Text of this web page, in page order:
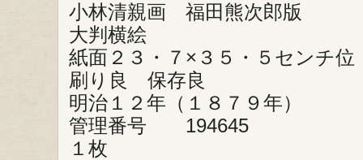
小林清親画 福田熊次郎版
大判横絵
紙面２３・７×３５・５センチ位
刷り良 保存良
明治１２年（１８７９年）
管理番号 194645
１枚